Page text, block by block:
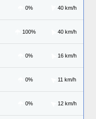
0% 40 km/h
100% 40 km/h
0% 16 km/h
0% 11 km/h
0% 12 km/h